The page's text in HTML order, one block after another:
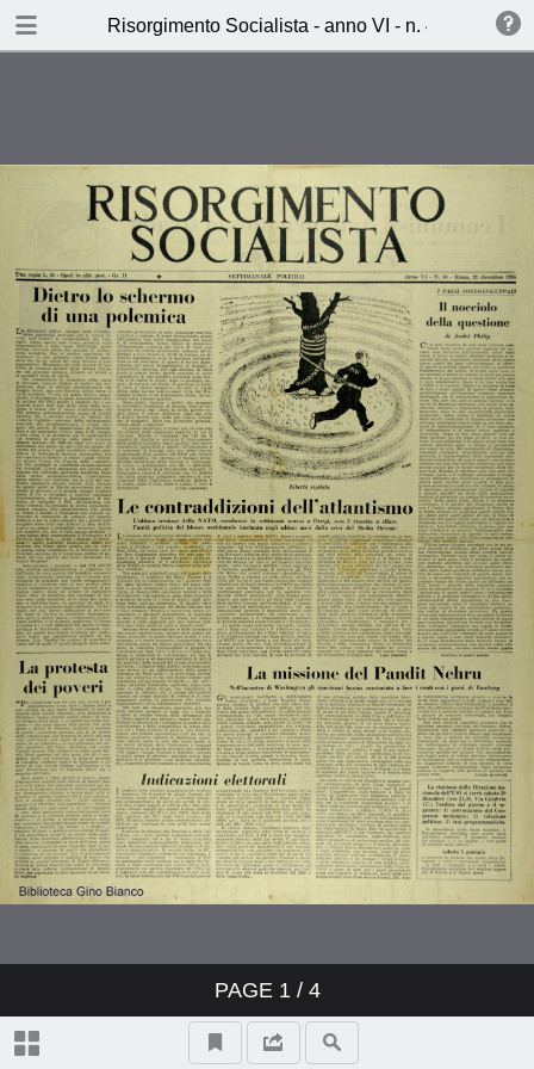
Risorgimento Socialista - anno VI - n. 48 - 21
PAGE 1/ 4
TABLE OF CONTENTS
i comunisti italiani a mezza strada
(Aldo Sammarco)
Il dovere della critia (V.M.)
Ieri, Oggi, Domani